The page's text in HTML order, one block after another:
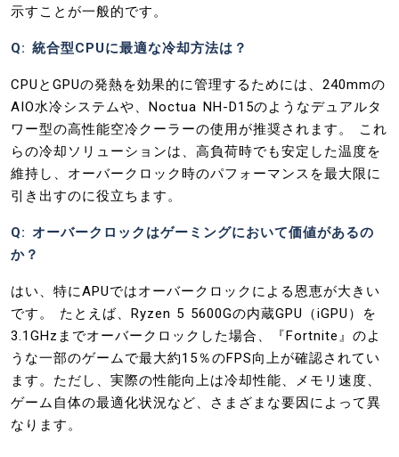
示すことが一般的です。
Q: 統合型CPUに最適な冷却方法は？
CPUとGPUの発熱を効果的に管理するためには、240mmの
AIO水冷システムや、Noctua NH-D15のようなデュアルタ
ワー型の高性能空冷クーラーの使用が推奨されます。 これ
らの冷却ソリューションは、高負荷時でも安定した温度を
維持し、オーバークロック時のパフォーマンスを最大限に
引き出すのに役立ちます。
Q: オーバークロックはゲーミングにおいて価値があるの
か？
はい、特にAPUではオーバークロックによる恩恵が大きい
です。 たとえば、Ryzen 5 5600Gの内蔵GPU（iGPU）を
3.1GHzまでオーバークロックした場合、『Fortnite』のよ
うな一部のゲームで最大約15％のFPS向上が確認されてい
ます。ただし、実際の性能向上は冷却性能、メモリ速度、
ゲーム自体の最適化状況など、さまざまな要因によって異
なります。